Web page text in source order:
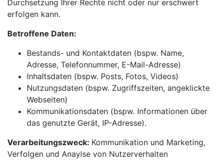
Durchsetzung Ihrer Rechte nicht oder nur erschwert
erfolgen kann.
Betroffene Daten:
Bestands- und Kontaktdaten (bspw. Name,
Adresse, Telefonnummer, E-Mail-Adresse)
Inhaltsdaten (bspw. Posts, Fotos, Videos)
Nutzungsdaten (bspw. Zugriffszeiten, angeklickte
Webseiten)
Kommunikationsdaten (bspw. Informationen über
das genutzte Gerät, IP-Adresse).
Verarbeitungszweck: Kommunikation und Marketing,
Verfolgen und Anaylse von Nutzerverhalten